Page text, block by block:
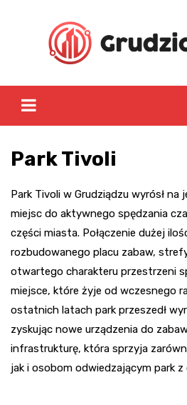
Park Tivoli
Park Tivoli w Grudziądzu wyrósł
miejsc do aktywnego spędzania
części miasta. Połączenie dużej
rozbudowanego placu zabaw,
otwartego charakteru przestrzeni
miejsce, które żyje od wczesnego
ostatnich latach park przeszedł
zyskując nowe urządzenia do
infrastrukturę, która sprzyja
jak i osobom odwiedzającym park